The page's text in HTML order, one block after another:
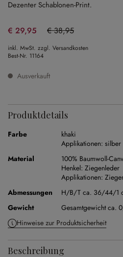
Dezenter Schablonen-Print.
€ 29,95 € 38,95
(23.11% gespart)
inkl. MwSt. zzgl. Versandkosten
Best-Nr. 11164
Ausverkauft
Produktdetails
Farbe
khaki
Applikationen: silber
Material
100% Baumwoll-
Henkel: Ziegenleder
Applikationen:
Abmessungen
H/B/T ca. 36/44/1
Gewicht
Gesamtgewicht ca.
Hinweise zur Produktsicherheit
Beschreibung